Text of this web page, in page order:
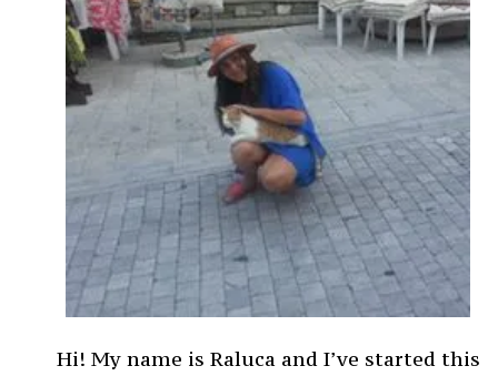
Hi! My name is Raluca and I’ve started this